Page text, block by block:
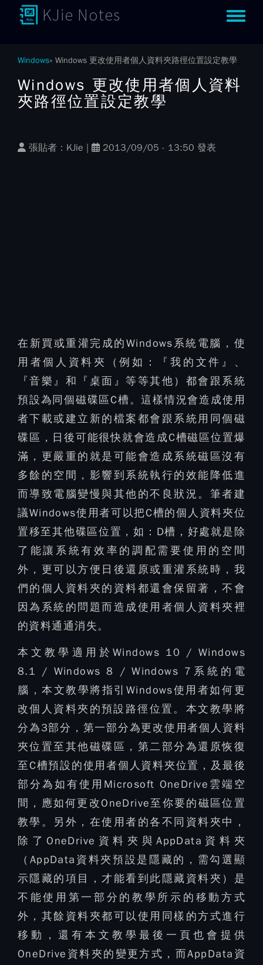
KJie Notes Toggle
Windows Windows 更改使用者個人資料夾路徑位置設定教學
Windows 更改使用者個人資料
夾路徑位置設定教學
張貼者： KJie 2013/09/05 - 13:50 發表
在新買或重灌完成的Windows系統電腦，使
用者個人資料夾（例如：『我的文件』、
『音樂』和『桌面』等等其他）都會跟系統
預設為同個磁碟區C槽。這樣情況會造成使用
者下載或建立新的檔案都會跟系統用同個磁
碟區，日後可能很快就會造成C槽磁區位置爆
滿，更嚴重的就是可能會造成系統磁區沒有
多餘的空間，影響到系統執行的效能降低進
而導致電腦變慢與其他的不良狀況。筆者建
議Windows使用者可以把C槽的個人資料夾位
置移至其他碟區位置，如：D槽，好處就是除
了能讓系統有效率的調配需要使用的空間
外，更可以方便日後還原或重灌系統時，我
們的個人資料夾的資料都還會保留著，不會
因為系統的問題而造成使用者個人資料夾裡
的資料通通消失。
本文教學適用於Windows 10 / Windows
8.1 / Windows 8 / Windows 7系統的電
腦，本文教學將指引Windows使用者如何更
改個人資料夾的預設路徑位置。​本文教學將
分為3部分，第一部分為更改使用者個人資料
夾位置至其他磁碟區，第二部分為還原恢復
至C槽預設的使用者個人資料夾位置，及最後
部分為如有使用Microsoft OneDrive雲端空
間，應如何更改OneDrive至你要的磁區位置
教學。另外，在使用者的各不同資料夾中，
除了OneDrive資料夾與AppData資料夾
（AppData資料夾預設是隱藏的，需勾選顯
示隱藏的項目，才能看到此隱藏資料夾）是
不能使用第一部分的教學所示的移動方式
外，其餘資料夾都可以使用同樣的方式進行
移動，還有本文教學最後一頁也會提供
OneDrive資料夾的變更方式，而AppData資